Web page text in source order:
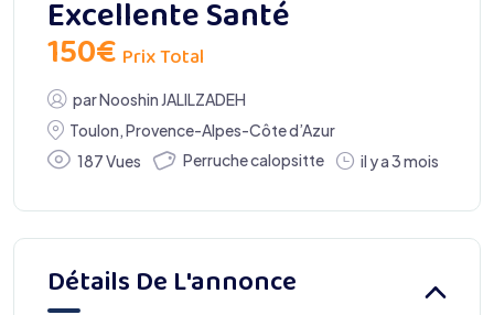
Excellente Santé
150€ Prix Total
parNooshin JALILZADEH
Toulon,Provence-Alpes-Côte d’Azur
187 Vues
Perruche calopsitte il y a 3 mois
Détails De L'annonce